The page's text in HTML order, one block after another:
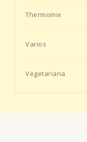
Thermomix
Varios
Vegetariana